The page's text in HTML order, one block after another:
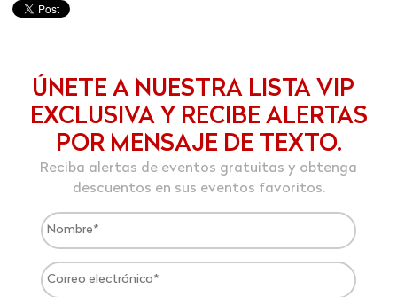
ÚNETE A NUESTRA LISTA VIP
EXCLUSIVA Y RECIBE ALERTAS
POR MENSAJE DE TEXTO.
Reciba alertas de eventos gratuitas y obtenga
descuentos en sus eventos favoritos.